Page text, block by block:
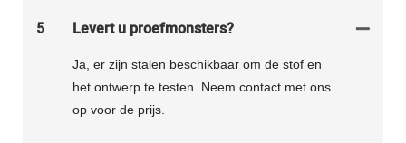
5 Levert u proefmonsters?
Ja, er zijn stalen beschikbaar om de stof en
het ontwerp te testen. Neem contact met ons
op voor de prijs.